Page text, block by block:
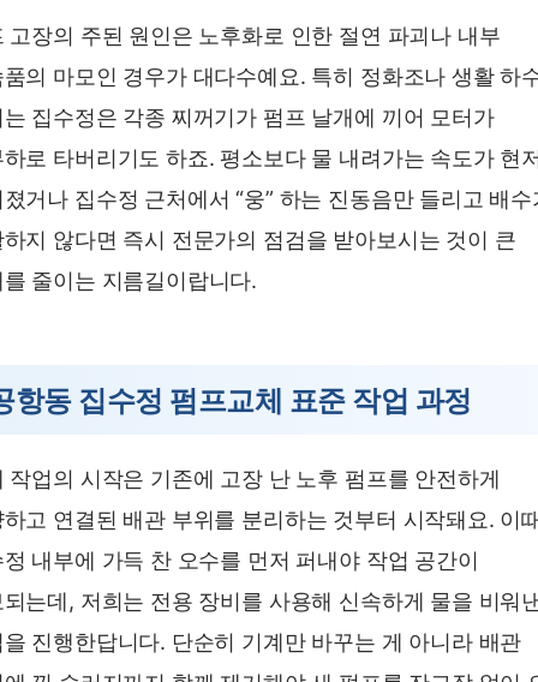
고장의 주된 원인은 노후화로 인한 절연 파괴나 내부
의 마모인 경우가 대다수예요. 특히 정화조나 생활 하
집수정은 각종 찌꺼기가 펌프 날개에 끼어 모터가
로 타버리기도 하죠. 평소보다 물 내려가는 속도가 현
거나 집수정 근처에서 “웅” 하는 진동음만 들리고 배수
지 않다면 즉시 전문가의 점검을 받아보시는 것이 큰
줄이는 지름길이랍니다.
항동 집수정 펌프교체 표준 작업 과정
작업의 시작은 기존에 고장 난 노후 펌프를 안전하게
고 연결된 배관 부위를 분리하는 것부터 시작돼요. 이
내부에 가득 찬 오수를 먼저 퍼내야 작업 공간이
는데, 저희는 전용 장비를 사용해 신속하게 물을 비워
진행한답니다. 단순히 기계만 바꾸는 게 아니라 배관